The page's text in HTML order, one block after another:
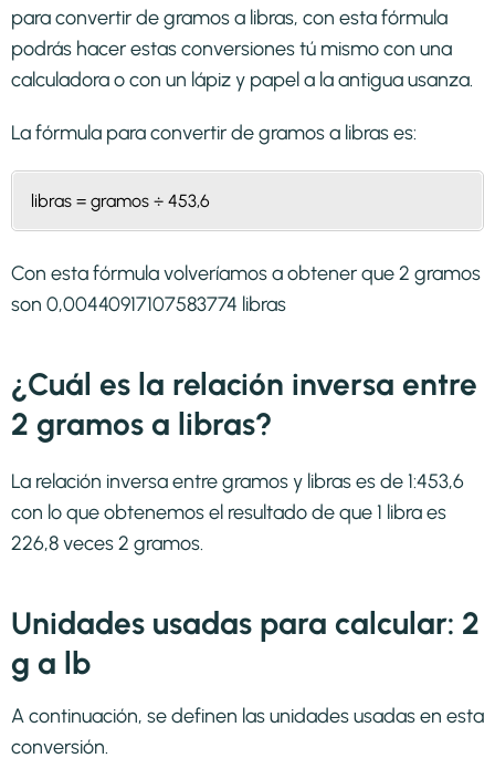
para convertir de gramos a libras, con esta fórmula
podrás hacer estas conversiones tú mismo con una
calculadora o con un lápiz y papel a la antigua usanza.
La fórmula para convertir degramos a librases:
libras = gramos ÷ 453,6
Con esta fórmula volveríamos a obtener que 2 gramos
son 0,00440917107583774 libras
¿Cuál es la relación inversa entre
2 gramos a libras?
La relación inversa entre gramos y libras es de 1:453,6
con lo que obtenemos el resultado de que 1 libra es
226,8 veces 2 gramos.
Unidades usadas para calcular: 2
g a lb
A continuación, se definen las unidades usadas en esta
conversión.